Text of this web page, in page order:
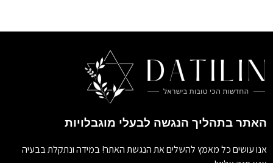
האתר בתהליך הנגשה לבעלי מוגבלויות
אנו עושים כל מאמץ להשלים את הנגשת האתר! במידה ונתקלת בבעיה